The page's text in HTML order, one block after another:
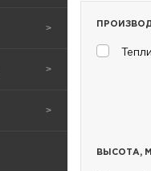
>
>
>
ВЫСОТА,